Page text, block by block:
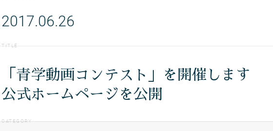
2017.06.26
TITLE
「青学動画コンテスト」を開催します
公式ホームページを公開
CATEGORY